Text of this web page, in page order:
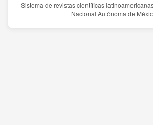
Sistema de revistas científicas
Nacional Autónoma de